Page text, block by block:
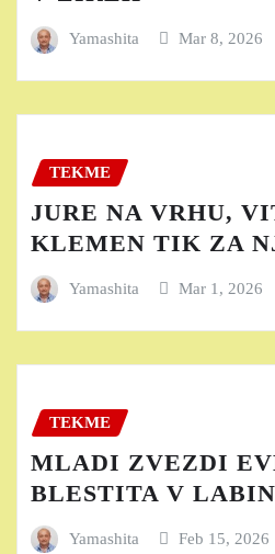
Yamashita Mar 8, 2026
TEKME
JURE NA VRHU,
KLEMEN TIK ZA
Yamashita Mar 1, 2026
TEKME
MLADI ZVEZDI
BLESTITA V
Yamashita Feb 15, 2026